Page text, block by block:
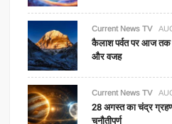
Current News TV
कैलाश पर्वत पर आज तक
और वजह
Current News TV
28 अगस्त का चंद्र
चुनौतीपूर्ण